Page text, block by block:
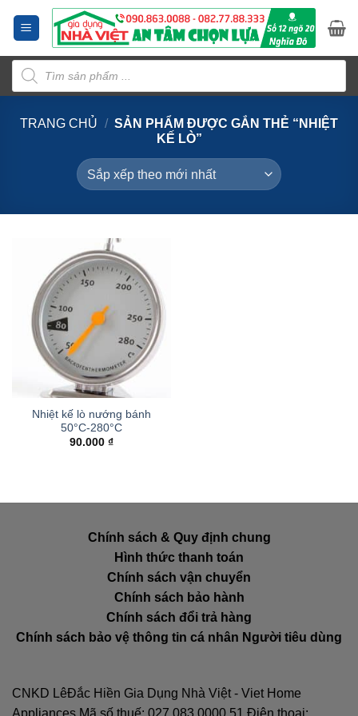
dung
Tìm
kiếm
sản
phẩm
TRANG CHỦ / SẢN PHẨM ĐƯỢC GẮN THẺ “NHIỆT
KẾ LÒ”
Nhiệt kế lò nướng bánh
50°C-280°C
90.000 ₫
Chính sách & Quy định chung
Hình thức thanh toán
Chính sách vận chuyển
Chính sách bảo hành
Chính sách đổi trả hàng
Chính sách bảo vệ thông tin cá nhân Người tiêu dùng
CNKD LêĐắc Hiền Gia Dụng Nhà Việt - Viet Home
Appliances Mã số thuế: 027.083.0000.51 Điện thoại: